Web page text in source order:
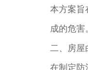
本方案旨
成的危害
二、房屋
在制定防